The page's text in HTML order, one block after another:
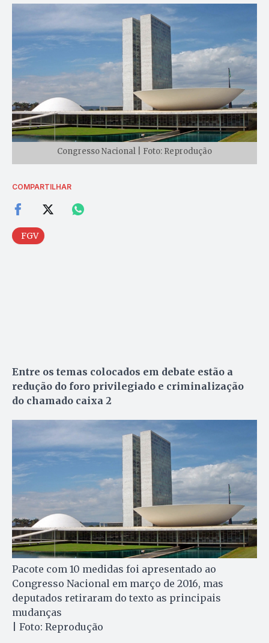
Congresso Nacional | Foto: Reprodução
COMPARTILHAR
FGV
Entre os temas colocados em debate estão a
redução do foro privilegiado e criminalização
do chamado caixa 2
Pacote com 10 medidas foi apresentado ao
Congresso Nacional em março de 2016, mas
deputados retiraram do texto as principais
mudanças
| Foto: Reprodução